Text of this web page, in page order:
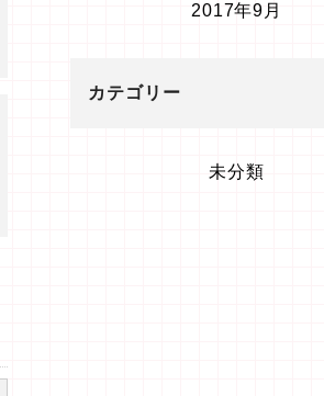
2017年9月
カテゴリー
未分類